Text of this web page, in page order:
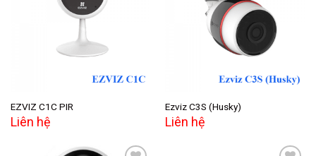
EZVIZ C1C PIR
Liên hệ
Add to
wishlist
Ezviz C3S (Husky)
Liên hệ